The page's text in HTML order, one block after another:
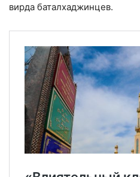
вирда баталхаджинцев.